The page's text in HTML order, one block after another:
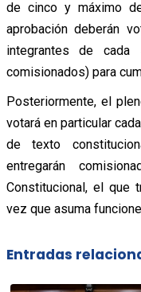
de cinco y máximo
aprobación deberán
integrantes de cada
comisionados) para
Posteriormente, el
votará en particular
de texto
entregarán
Constitucional, el que
vez que asuma
Entradas